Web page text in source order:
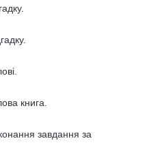
книга.
завдання за